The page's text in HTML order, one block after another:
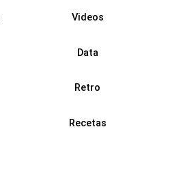
Videos
Data
Retro
Recetas